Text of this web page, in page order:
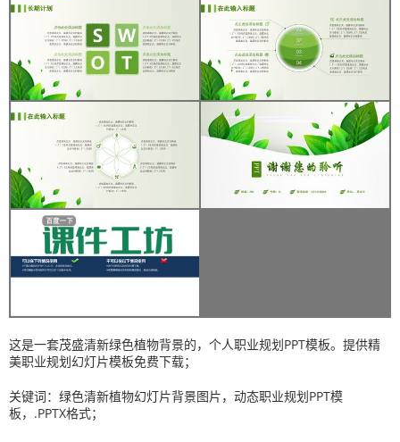
这是一套茂盛清新绿色植物背景的，个人职业规划PPT模板。提供精
美职业规划幻灯片模板免费下载；
关键词：绿色清新植物幻灯片背景图片，动态职业规划PPT模
板，.PPTX格式；